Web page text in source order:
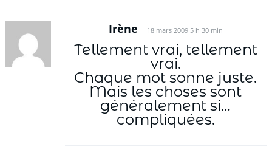
Irène 18 mars 2009 5 h 30 min
Tellement vrai, tellement
vrai.
Chaque mot sonne juste.
Mais les choses sont
généralement si…
compliquées.